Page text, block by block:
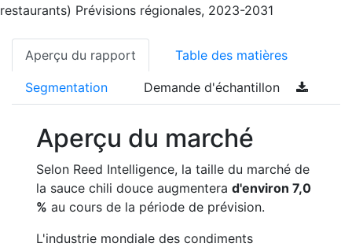
restaurants) Prévisions régionales, 2023-2031
Aperçu du rapport Table des matières
Segmentation Demande d'échantillon
Aperçu du marché
Selon Reed Intelligence, la taille du marché de
la sauce chili douce augmentera d'environ 7,0
% au cours de la période de prévision.
L'industrie mondiale des condiments